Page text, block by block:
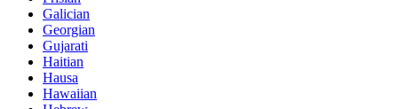
Galician
Georgian
Gujarati
Haitian
Hausa
Hawaiian